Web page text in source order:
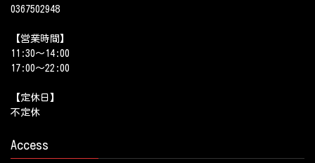
0367502948
【営業時間】
11:30～14:00
17:00～22:00
【定休日】
不定休
Access